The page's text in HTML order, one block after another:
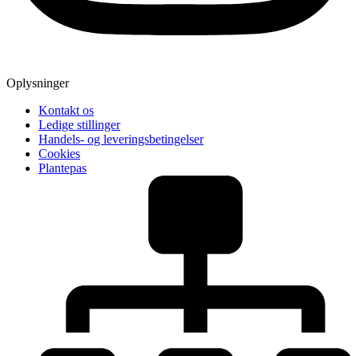
Oplysninger
Kontakt os
Ledige stillinger
Handels- og leveringsbetingelser
Cookies
Plantepas